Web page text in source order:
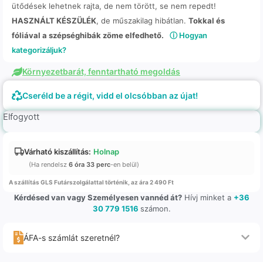
ütődések lehetnek rajta, de nem törött, se nem repedt!
HASZNÁLT KÉSZÜLÉK, de műszakilag hibátlan. Tokkal és
fóliával a szépséghibák zöme elfedhető.
ⓘ Hogyan
kategorizáljuk?
Környezetbarát, fenntartható megoldás
Cseréld be a régit, vidd el olcsóbban az újat!
Elfogyott
Várható kiszállítás: Holnap
(Ha rendelsz 6 óra 33 perc-en belül)
A szállítás GLS Futárszolgálattal történik, az ára 2 490 Ft
Kérdésed van vagy Személyesen vannéd át?Hívj minket a +36
30 779 1516 számon.
ÁFA-s számlát szeretnél?